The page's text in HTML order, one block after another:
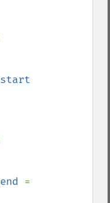
end